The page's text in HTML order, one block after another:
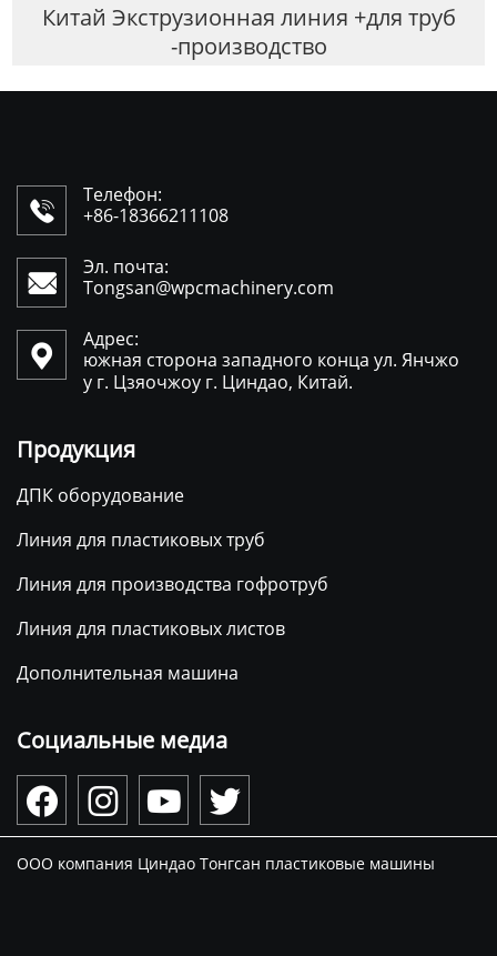
Китай Экструзионная линия +для труб
-производство

Телефон:
+86-18366211108

Эл. почта:
Tongsan@wpcmachinery.com

Адрес:
южная сторона западного конца ул. Янчжо
у г. Цзяочжоу г. Циндао, Китай.
Продукция
ДПК оборудование
Линия для пластиковых труб
Линия для производства гофротруб
Линия для пластиковых листов
Дополнительная машина
Социальные медиа
   
ООО компания Циндао Тонгсан пластиковые машины